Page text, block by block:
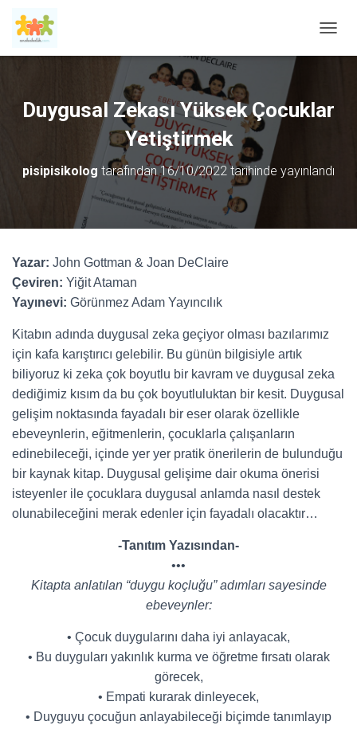
E
Ü
K
Duygusal Zekası Yüksek Çocuklar
Yetiştirmek
pisipisikolog tarafından16/10/2022 tarihinde yayınlandı
Yazar: John Gottman & Joan DeClaire
Çeviren: Yiğit Ataman
Yayınevi: Görünmez Adam Yayıncılık
Kitabın adında duygusal zeka geçiyor olması bazılarımız
için kafa karıştırıcı gelebilir. Bu günün bilgisiyle artık
biliyoruz ki zeka çok boyutlu bir kavram ve duygusal zeka
dediğimiz kısım da bu çok boyutluluktan bir kesit. Duygusal
gelişim noktasında fayadalı bir eser olarak özellikle
ebeveynlerin, eğitmenlerin, çocuklarla çalışanların
edinebileceği, içinde yer yer pratik önerilerin de bulunduğu
bir kaynak kitap. Duygusal gelişime dair okuma önerisi
isteyenler ile çocuklara duygusal anlamda nasıl destek
olunabileceğini merak edenler için fayadalı olacaktır…
-Tanıtım Yazısından-
•••
Kitapta anlatılan “duygu koçluğu” adımları sayesinde
ebeveynler:
• Çocuk duygularını daha iyi anlayacak,
• Bu duyguları yakınlık kurma ve öğretme fırsatı olarak
görecek,
• Empati kurarak dinleyecek,
• Duyguyu çocuğun anlayabileceği biçimde tanımlayıp